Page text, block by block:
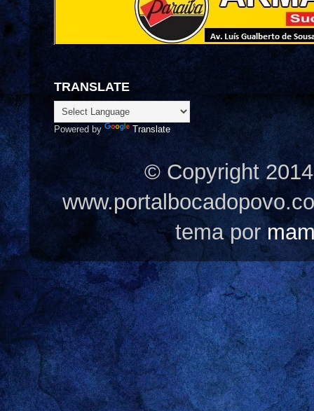
TRANSLATE
Powered by Translate
© Copyright
tema por